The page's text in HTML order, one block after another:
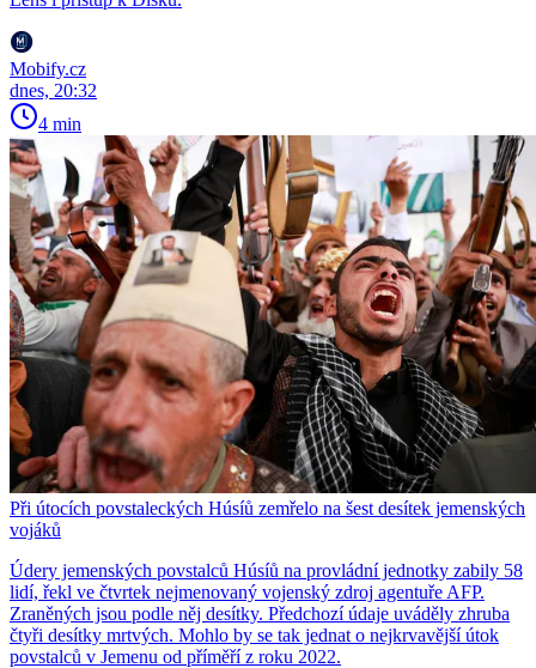
Mobify.cz
dnes, 20:32
4 min
Při útocích povstaleckých Húsíů zemřelo na šest desítek jemenských
vojáků
Údery jemenských povstalců Húsíů na provládní jednotky zabily 58
lidí, řekl ve čtvrtek nejmenovaný vojenský zdroj agentuře AFP.
Zraněných jsou podle něj desítky. Předchozí údaje uváděly zhruba
čtyři desítky mrtvých. Mohlo by se tak jednat o nejkrvavější útok
povstalců v Jemenu od příměří z roku 2022.